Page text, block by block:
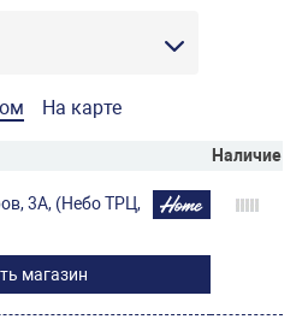
На карте
Наличие
3А, (Небо ТРЦ,
магазин